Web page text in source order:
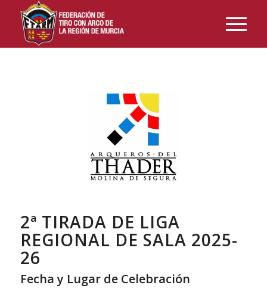
2ª TIRADA DE LIGA
REGIONAL DE SALA 2025-
26
Fecha y Lugar de Celebración